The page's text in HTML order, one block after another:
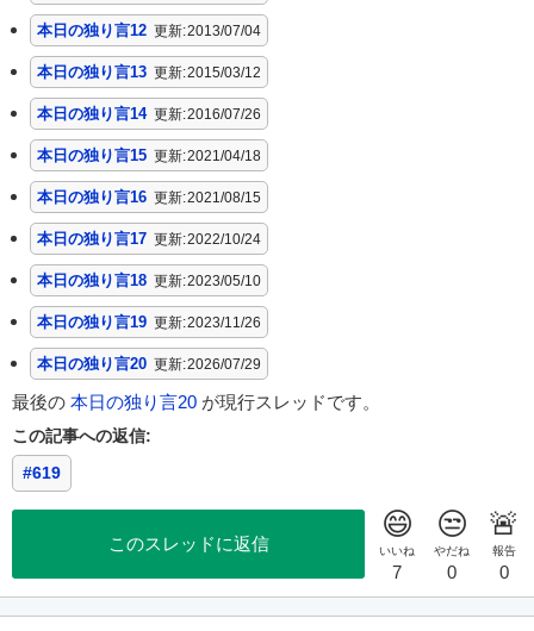
本日の独り言12 更新:2013/07/04
本日の独り言13 更新:2015/03/12
本日の独り言14 更新:2016/07/26
本日の独り言15 更新:2021/04/18
本日の独り言16 更新:2021/08/15
本日の独り言17 更新:2022/10/24
本日の独り言18 更新:2023/05/10
本日の独り言19 更新:2023/11/26
本日の独り言20 更新:2026/07/29
最後の 本日の独り言20 が現行スレッドです。
この記事への返信:
#619
このスレッドに返信